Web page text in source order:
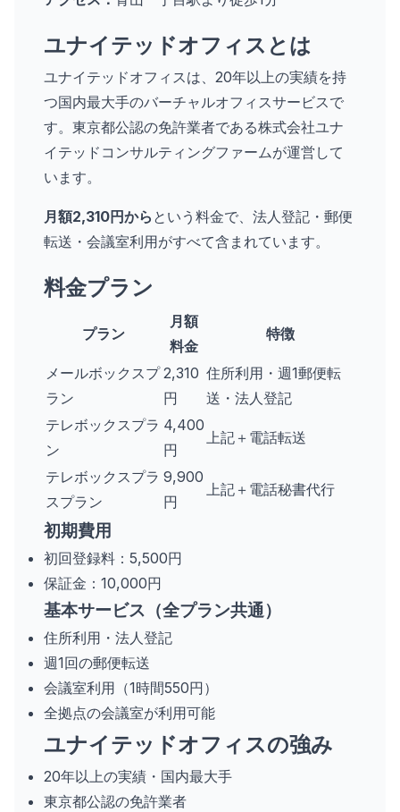
ユナイテッドオフィスとは
ユナイテッドオフィスは、20年以上の実績を持
つ国内最大手のバーチャルオフィスサービスで
す。東京都公認の免許業者である株式会社ユナ
イテッドコンサルティングファームが運営して
います。
月額2,310円から という料金で、法人登記・郵便
転送・会議室利用がすべて含まれています。
料金プラン
プラン
月額
料金
特徴
メールボックスプ
ラン
2,310
円
住所利用・週1郵便転
送・法人登記
テレボックスプラ
ン
4,400
円
上記＋電話転送
テレボックスプラ
スプラン
9,900
円
上記＋電話秘書代行
初期費用
初回登録料：5,500円
保証金：10,000円
基本サービス（全プラン共通）
住所利用・法人登記
週1回の郵便転送
会議室利用（1時間550円）
全拠点の会議室が利用可能
ユナイテッドオフィスの強み
20年以上の実績・国内最大手
東京都公認の免許業者